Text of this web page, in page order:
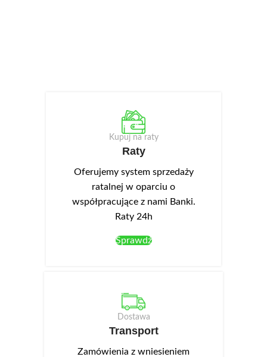
Kupuj na raty
Raty
Oferujemy system sprzedaży
ratalnej w oparciu o
współpracujące z nami Banki.
Raty 24h
Sprawdź
Dostawa
Transport
Zamówienia z wniesieniem